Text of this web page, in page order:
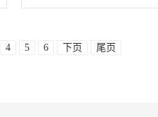
4 5 6 下页 尾页